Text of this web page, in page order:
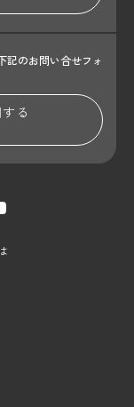
記のお問い合せフォ
る